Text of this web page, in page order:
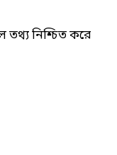
তথ্য নিশ্চিত করে